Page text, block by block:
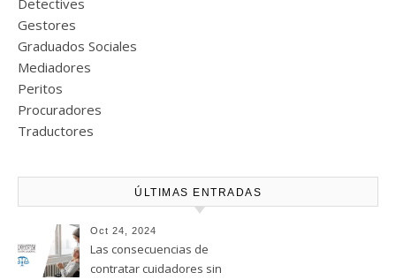
Detectives
Gestores
Graduados Sociales
Mediadores
Peritos
Procuradores
Traductores
ÚLTIMAS ENTRADAS
Oct 24, 2024
Las consecuencias de
contratar cuidadores sin